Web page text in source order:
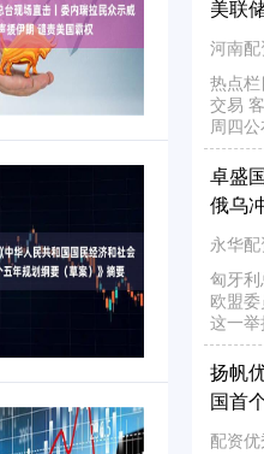
美联
河南
热点
交易
周四
卓盛
俄乌
永华配
匈牙
欧盟
这一
扬帆
国首
配资